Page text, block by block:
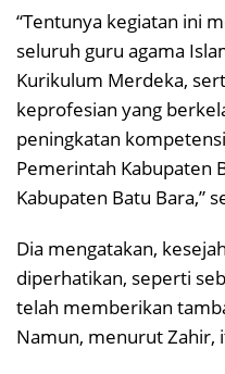
“Tentunya kegiatan ini
seluruh guru agama
Kurikulum Merdeka,
keprofesian yang
peningkatan
Pemerintah Kabupaten
Kabupaten Batu Bara,”
Dia mengatakan,
diperhatikan, seperti
telah memberikan
Namun, menurut Zahir,